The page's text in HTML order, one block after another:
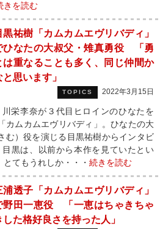
きを読む
黒祐樹「カムカムエヴリバディ」
ひなたの大叔父・雉真勇役 「勇
は重なることも多く、同じ仲間か
と思います」
TOPICS 2022年3月15日
栄李奈が３代目ヒロインのひなたを
カムカムエヴリバディ」。ひなたの大
む）役を演じる目黒祐樹からインタビ
黒は、以前から本作を見ていたとい
てもうれしか・・・ 続きを読む
浦透子「カムカムエヴリバディ」
野田一恵役 「一恵はちゃきちゃ
した格好良さを持った人」